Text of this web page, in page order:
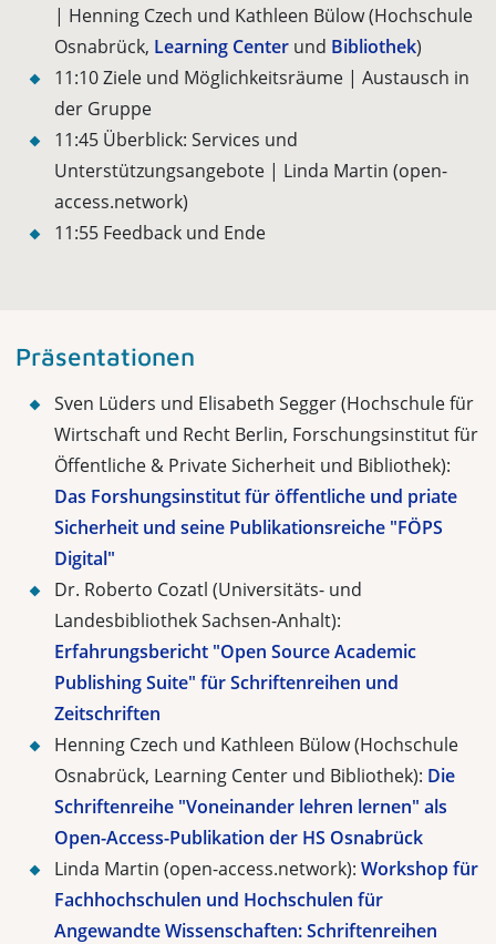
| Henning Czech und Kathleen Bülow (Hochschule
Osnabrück, Learning Center und Bibliothek)
11:10 Ziele und Möglichkeitsräume | Austausch in
der Gruppe
11:45 Überblick: Services und
Unterstützungsangebote | Linda Martin (open-
access.network)
11:55 Feedback und Ende
Präsentationen
Sven Lüders und Elisabeth Segger (Hochschule für
Wirtschaft und Recht Berlin, Forschungsinstitut für
Öffentliche & Private Sicherheit und Bibliothek):
Das Forshungsinstitut für öffentliche und priate
Sicherheit und seine Publikationsreiche "FÖPS
Digital"
Dr. Roberto Cozatl (Universitäts- und
Landesbibliothek Sachsen-Anhalt):
Erfahrungsbericht "Open Source Academic
Publishing Suite" für Schriftenreihen und
Zeitschriften
Henning Czech und Kathleen Bülow (Hochschule
Osnabrück, Learning Center und Bibliothek): Die
Schriftenreihe "Voneinander lehren lernen" als
Open-Access-Publikation der HS Osnabrück
Linda Martin (open-access.network): Workshop für
Fachhochschulen und Hochschulen für
Angewandte Wissenschaften: Schriftenreihen